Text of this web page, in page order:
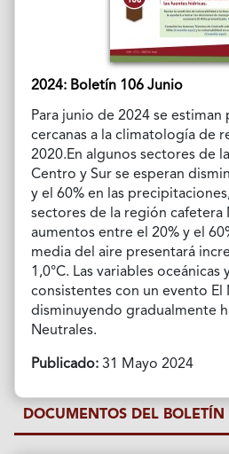
2024: Boletín 106 Junio
Para junio de 2024 se
cercanas a la climatología de
2020.En algunos sectores de
Centro y Sur se esperan
y el 60% en las
sectores de la región cafetera
aumentos entre el 20% y el
media del aire presentará
1,0°C. Las variables oceánicas
consistentes con un evento El
disminuyendo gradualmente
Neutrales.
Publicado:31 Mayo 2024
DOCUMENTOS DEL BOLETÍN